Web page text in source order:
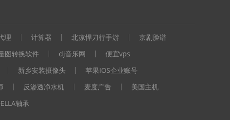
理 计算器 北凉悍刀行手游
京剧脸谱
图转换软件 dj音乐网
便宜vps
新乡安装摄像头
苹果IOS企业账号
反渗透净水机 麦度广告
美国主机
轴承